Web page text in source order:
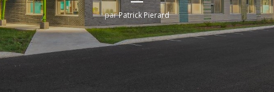
parPatrick Pierard